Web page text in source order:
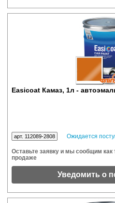
Easicoat Камаз, 1л -
арт. 112089-2808 Ожидается
Оставьте заявку и мы сообщим как
продаже
Уведомить о